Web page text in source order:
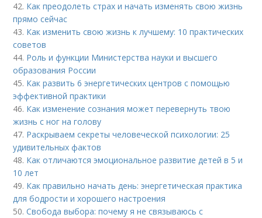
42. Как преодолеть страх и начать изменять свою жизнь
прямо сейчас
43. Как изменить свою жизнь к лучшему: 10 практических
советов
44. Роль и функции Министерства науки и высшего
образования России
45. Как развить 6 энергетических центров с помощью
эффективной практики
46. Как изменение сознания может перевернуть твою
жизнь с ног на голову
47. Раскрываем секреты человеческой психологии: 25
удивительных фактов
48. Как отличаются эмоциональное развитие детей в 5 и
10 лет
49. Как правильно начать день: энергетическая практика
для бодрости и хорошего настроения
50.Свобода выбора: почему я не связываюсь с